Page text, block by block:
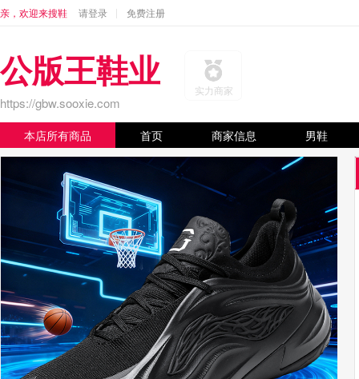
亲，欢迎来搜鞋 请登录 免费注册
公版王鞋业
https://gbw.sooxie.com
实力商家
本店所有商品 首页 商家信息 男鞋